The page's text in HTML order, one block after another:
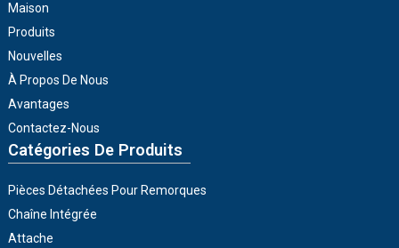
Maison
Produits
Nouvelles
À Propos De Nous
Avantages
Contactez-Nous
Catégories De Produits
Pièces Détachées Pour Remorques
Chaîne Intégrée
Attache